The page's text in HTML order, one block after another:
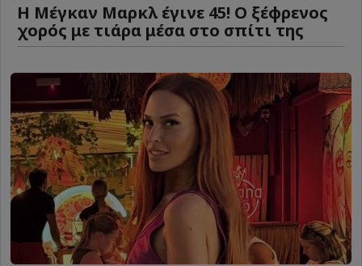
Η Μέγκαν Μαρκλ έγινε 45! Ο ξέφρενος
χορός με τιάρα μέσα στο σπίτι της